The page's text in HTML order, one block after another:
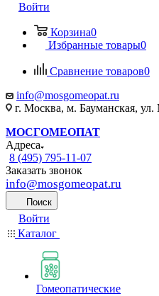
Войти
Корзина0
Избранные товары0
Сравнение товаров0
info@mosgomeopat.ru
г. Москва, м. Бауманская,
МОСГОМЕОПАТ
Адреса
8 (495) 795-11-07
Заказать звонок
info@mosgomeopat.ru
Поиск
Войти
Каталог
Гомеопатические